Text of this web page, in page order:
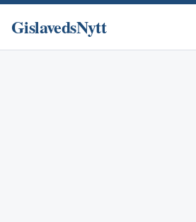
GislavedsNytt